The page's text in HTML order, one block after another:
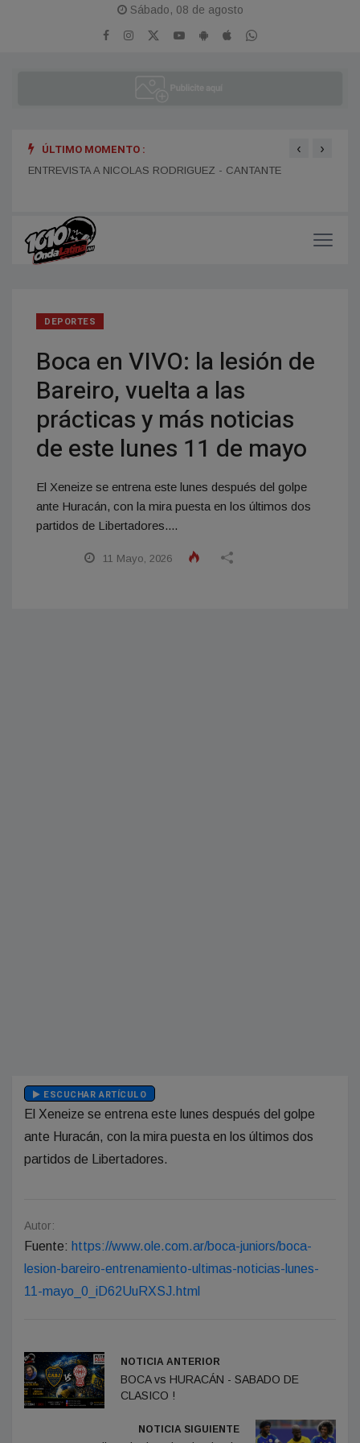
Sábado, 08 de agosto
ÚLTIMO MOMENTO :
ENTREVISTA A DANIEL DARTIGUELONGUE - FUNDADOR DE
‹ ›
DEPORTES
Boca en VIVO: la lesión de
Bareiro, vuelta a las
prácticas y más noticias
de este lunes 11 de mayo
El Xeneize se entrena este lunes después del golpe
ante Huracán, con la mira puesta en los últimos dos
partidos de Libertadores....
11 Mayo, 2026
ESCUCHAR ARTÍCULO
El Xeneize se entrena este lunes después del golpe
ante Huracán, con la mira puesta en los últimos dos
partidos de Libertadores.
Autor:
Fuente: https://www.ole.com.ar/boca-juniors/boca-
lesion-bareiro-entrenamiento-ultimas-noticias-lunes-
11-mayo_0_iD62UuRXSJ.html
NOTICIA ANTERIOR
BOCA vs HURACÁN - SABADO DE
CLASICO !
NOTICIA SIGUIENTE